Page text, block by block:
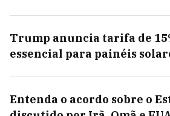
Trump anuncia tarifa de
essencial para painéis
Entenda o acordo sobre o